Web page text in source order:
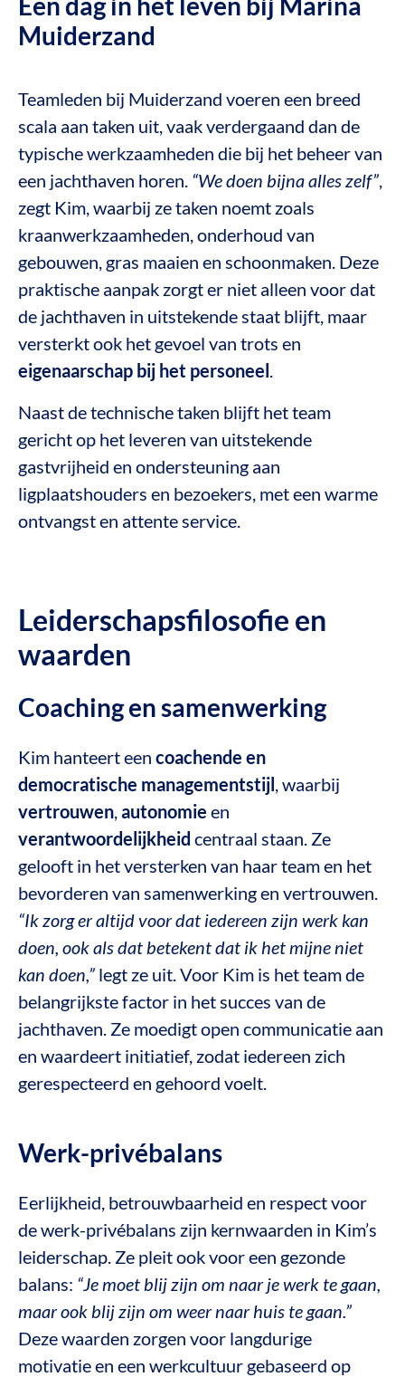
Muiderzand
Teamleden bij Muiderzand voeren een breed
scala aan taken uit, vaak verdergaand dan de
typische werkzaamheden die bij het beheer van
een jachthaven horen. “We doen bijna alles zelf”
zegt Kim, waarbij ze taken noemt zoals
kraanwerkzaamheden, onderhoud van
gebouwen, gras maaien en schoonmaken. Deze
praktische aanpak zorgt er niet alleen voor dat
de jachthaven in uitstekende staat blijft, maar
versterkt ook het gevoel van trots en
eigenaarschap bij het personeel
Naast de technische taken blijft het team
gericht op het leveren van uitstekende
gastvrijheid en ondersteuning aan
ligplaatshouders en bezoekers, met een warme
ontvangst en attente service.
Leiderschapsfilosofie en
waarden
Coaching en samenwerking
Kim hanteert een coachende en
democratische managementstijl , waarbij
vertrouwen autonomie en
verantwoordelijkheid centraal staan. Ze
gelooft in het versterken van haar team en het
bevorderen van samenwerking en vertrouwen.
“Ik zorg er altijd voor dat iedereen zijn werk kan
doen, ook als dat betekent dat ik het mijne niet
kan doen,” legt ze uit. Voor Kim is het team de
belangrijkste factor in het succes van de
jachthaven. Ze moedigt open communicatie aan
en waardeert initiatief, zodat iedereen zich
gerespecteerd en gehoord voelt.
Werk-privébalans
Eerlijkheid, betrouwbaarheid en respect voor
de werk-privébalans zijn kernwaarden in Kim’s
leiderschap. Ze pleit ook voor een gezonde
balans: “Je moet blij zijn om naar je werk te gaan,
maar ook blij zijn om weer naar huis te gaan.”
Deze waarden zorgen voor langdurige
motivatie en een werkcultuur gebaseerd op